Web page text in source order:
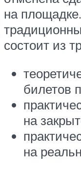
на
состоит из
билетов
на
на